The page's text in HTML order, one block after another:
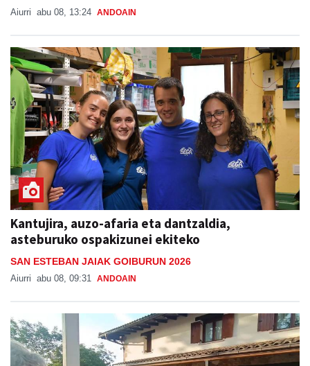
Aiurri abu 08, 13:24 ANDOAIN
Kantujira, auzo-afaria eta dantzaldia,
asteburuko ospakizunei ekiteko
SAN ESTEBAN JAIAK GOIBURUN 2026
Aiurri abu 08, 09:31 ANDOAIN